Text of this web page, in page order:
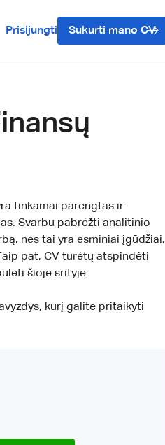
Prisijungti Sukurti mano CV
tinkamai parengtas ir
Svarbu pabrėžti analitinio
nes tai yra esminiai įgūdžiai,
pat, CV turėtų atspindėti
šioje srityje.
kurį galite pritaikyti